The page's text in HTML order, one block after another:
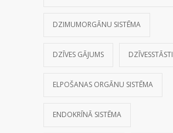
DZIMUMORGĀNU SISTĒMA
DZĪVES GĀJUMS DZĪVESSTĀSTI
ELPOŠANAS ORGĀNU SISTĒMA
ENDOKRĪNĀ SISTĒMA